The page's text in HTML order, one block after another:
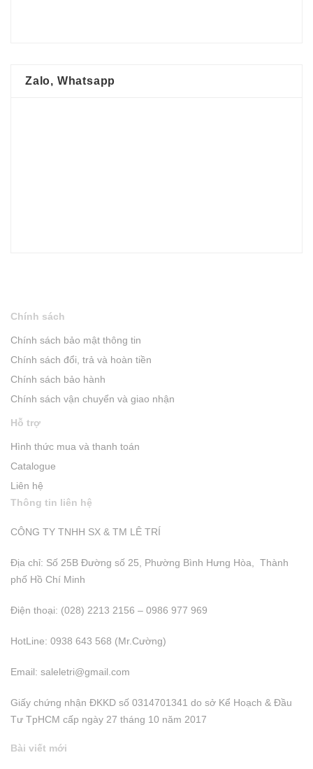
Zalo, Whatsapp
Chính sách
Chính sách bảo mật thông tin
Chính sách đổi, trả và hoàn tiền
Chính sách bảo hành
Chính sách vận chuyển và giao nhận
Hỗ trợ
Hình thức mua và thanh toán
Catalogue
Liên hệ
Thông tin liên hệ
CÔNG TY TNHH SX & TM LÊ TRÍ
Địa chỉ: Số 25B Đường số 25, Phường Bình Hưng Hòa, Thành
phố Hồ Chí Minh
Điện thoại: (028) 2213 2156 – 0986 977 969
HotLine: 0938 643 568 (Mr.Cường)
Email: saleletri@gmail.com
Giấy chứng nhận ĐKKD số 0314701341 do sở Kể Hoạch & Đầu
Tư TpHCM cấp ngày 27 tháng 10 năm 2017
Bài viết mới